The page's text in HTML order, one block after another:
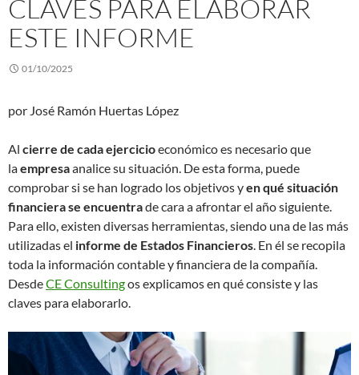
CLAVES PARA ELABORAR
ESTE INFORME
01/10/2025
por José Ramón Huertas López
Al cierre de cada ejercicioeconómico es necesario que
laempresaanalice su situación. De esta forma, puede
comprobar si se han logrado los objetivos yen qué situación
financiera se encuentrade cara a afrontar el año siguiente.
Para ello, existen diversas herramientas, siendo una de las más
utilizadas el informe de Estados Financieros. En él se recopila
toda la información contable y financiera de la compañía.
DesdeCE Consultingos explicamos en qué consiste y las
claves para elaborarlo.